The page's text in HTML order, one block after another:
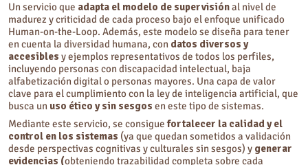
Un servicio que adapta el modelo de supervisiónal nivel de
madurez y criticidad de cada proceso bajo el enfoque unificado
Human-on-the-Loop. Además, este modelo se diseña para tener
en cuenta la diversidad humana, con datos diversos y
accesibles y ejemplos representativos de todos los perfiles,
incluyendo personas con discapacidad intelectual, baja
alfabetización digital o personas mayores. Una capa de valor
clave para el cumplimiento con la ley de inteligencia artificial, que
busca unuso ético y sin sesgos en este tipo de sistemas.
Mediante este servicio, se consiguefortalecer la calidad y el
control en los sistemas (ya que quedan sometidos a validación
desde perspectivas cognitivas y culturales sin sesgos) y generar
evidencias (obteniendo trazabilidad completa sobre cada